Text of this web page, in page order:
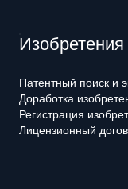
Изобретения
Патентный поиск и
Доработка
Регистрация
Лицензионный